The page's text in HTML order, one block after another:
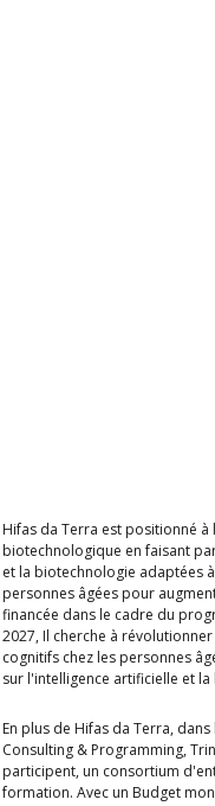
Hifas da Terra est positionné
biotechnologique en faisant
et la biotechnologie adaptées
personnes âgées pour
financée dans le cadre du
2027, Il cherche à
cognitifs chez les personnes
sur l'intelligence artificielle et
En plus de Hifas da Terra,
Consulting & Programming,
participent, un consortium
formation. Avec un Budget